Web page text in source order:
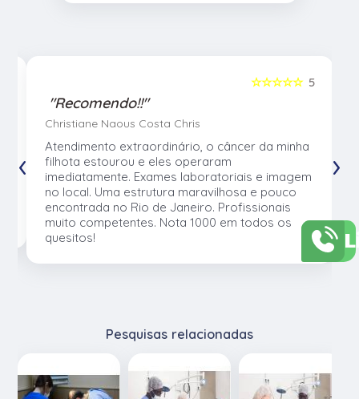
5
☆☆☆☆☆
"Recomendo!!"
Christiane Naous Costa Chris
Atendimento extraordinário, o câncer da minha
filhota estourou e eles operaram
imediatamente. Exames laboratoriais e imagem
no local. Uma estrutura maravilhosa e pouco
encontrada no Rio de Janeiro. Profissionais
muito competentes. Nota 1000 em todos os
quesitos!
‹ ›
Pesquisas relacionadas